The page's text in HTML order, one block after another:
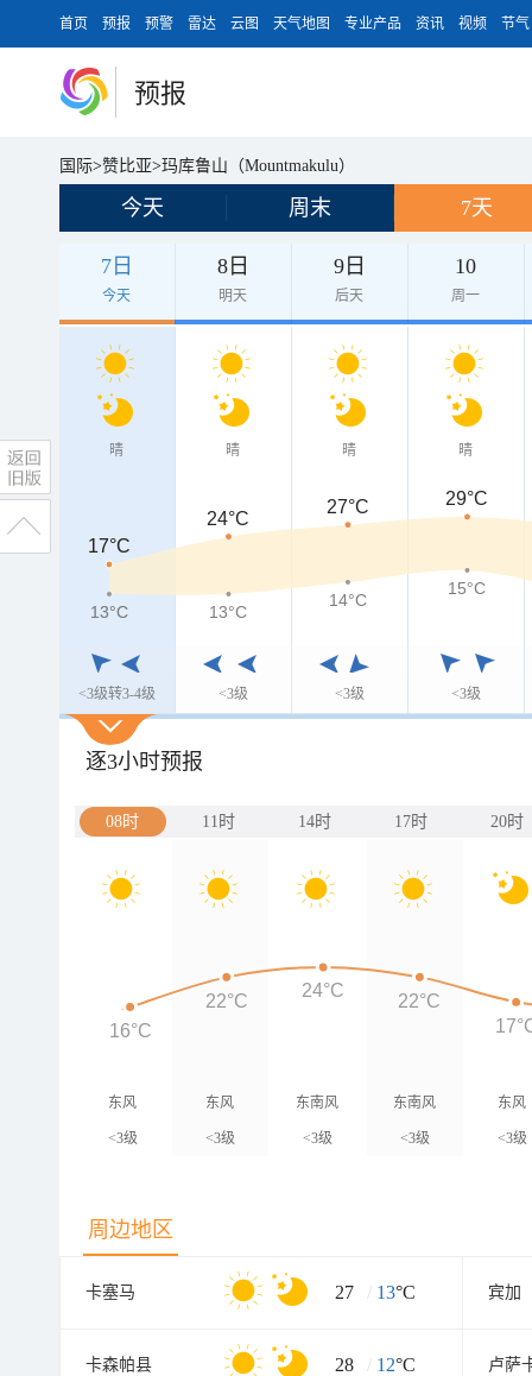
首页 预报 预警 雷达 云图 天气地图 专业产品 资讯 视频 节气
预报
国际>赞比亚>玛库鲁山（Mountmakulu）
今天 周末 7天
7日
今天
8日
明天
9日
后天
10
周一
晴
<3级转3-4级
晴
<3级
晴
<3级
晴
<3级
17°C
17°C
24°C
27°C 29°C
13°C
13°C 13°C
14°C
15°C
逐3小时预报
08时 11时 14时 17时 20时
东风
<3级
东风
<3级
东南风
<3级
东南风
<3级
东风
<3级
16°C
22°C 24°C
22°C
周边地区
卡塞马 27 / 13°C 宾加
卡森帕县 28 / 12°C 卢萨